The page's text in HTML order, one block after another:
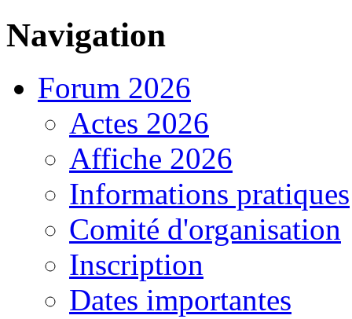
Navigation
Forum 2026
Actes 2026
Affiche 2026
Informations pratiques
Comité d'organisation
Inscription
Dates importantes